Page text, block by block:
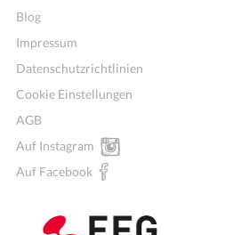
Blog
Impressum
Datenschutzrichtlinien
Cookie Einstellungen
AGB
Auf Instagram
Auf Facebook